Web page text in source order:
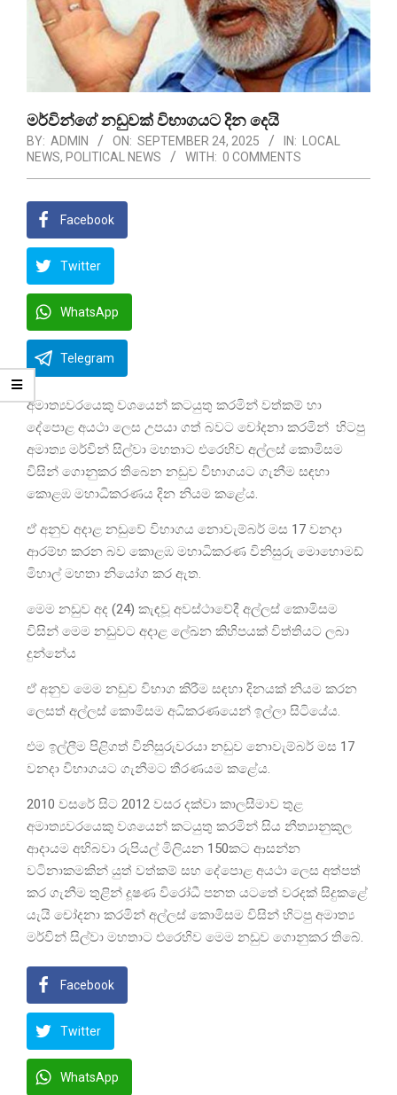
මර්වින්ගේ නඩුවක් විභාගයට දින දෙයි
BY: ADMIN ON: SEPTEMBER 24, 2025 IN:
LOCAL
NEWS, POLITICAL NEWS WITH: 0 COMMENTS
Facebook
Twitter
WhatsApp
Telegram
අමාත්‍යවරයෙකු වශයෙන් කටයුතු කරමින් වත්කම් හා
දේපොළ අයථා ලෙස උපයා ගත් බවට චෝදනා කරමින් හිටපු
අමාත්‍ය මර්වින් සිල්වා මහතාට එරෙහිව අල්ලස් කොමිසම
විසින් ගොනුකර තිබෙන නඩුව විභාගයට ගැනීම සඳහා
කොළඹ මහාධිකරණය දින නියම කළේය.
ඒ අනුව අදාළ නඩුවේ විභාගය නොවැම්බර් මස 17 වනදා
ආරම්භ කරන බව කොළඹ මහාධිකරණ විනිසුරු මොහොමඩ්
මිහාල් මහතා නියෝග කර ඇත.
මෙම නඩුව අද (24) කැඳවූ අවස්ථාවේදී අල්ලස් කොමිසම
විසින් මෙම නඩුවට අදාළ ලේඛන කිහිපයක් විත්තියට ලබා
දුන්නේය
ඒ අනුව මෙම නඩුව විභාග කිරීම සඳහා දිනයක් නියම කරන
ලෙසත් අල්ලස් කොමිසම අධිකරණයෙන් ඉල්ලා සිටියේය.
එම ඉල්ලීම පිළිගත් විනිසුරුවරයා නඩුව නොවැම්බර් මස 17
වනදා විභාගයට ගැනීමට තීරණයම කළේය.
2010 වසරේ සිට 2012 වසර දක්වා කාලසීමාව තුළ
අමාත්‍යවරයෙකු වශයෙන් කටයුතු කරමින් සිය නීත්‍යානුකූල
ආදායම අභිබවා රුපියල් මිලියන 150කට ආසන්න
වටිනාකමකින් යුත් වත්කම් සහ දේපොළ අයථා ලෙස අත්පත්
කර ගැනීම තුළින් දූෂණ විරෝධී පනත යටතේ වරදක් සිදුකළේ
යැයි චෝදනා කරමින් අල්ලස් කොමිසම විසින් හිටපු අමාත්‍ය
මර්වින් සිල්වා මහතාට එරෙහිව මෙම නඩුව ගොනුකර තිබේ.
Facebook
Twitter
WhatsApp